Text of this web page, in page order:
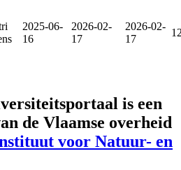
2025-06-
16
2026-02-
17
2026-02-
17
is een
de Vlaamse overheid
voor Natuur- en